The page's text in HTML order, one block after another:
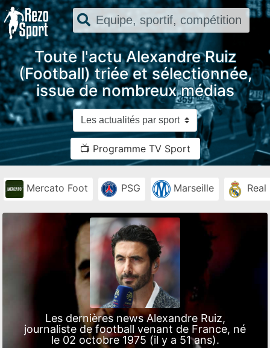
Toute l'actu Alexandre Ruiz
(Football) triée et sélectionnée,
issue de nombreux médias
📺 Programme TV Sport
Mercato Foot PSG Marseille
Les dernières news Alexandre Ruiz,
journaliste de football venant de France, né
le 02 octobre 1975 (il y a 51 ans).